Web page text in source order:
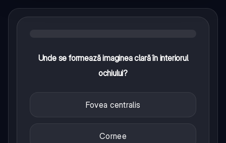
Unde se formează imaginea clară în interiorul
ochiului?
Fovea centralis
Cornee